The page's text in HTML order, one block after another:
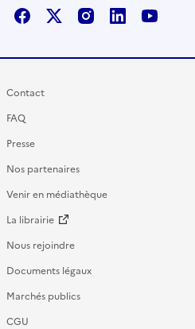
FacebookX / TwitterInstagram
LinkedInYoutube
Contact
FAQ
Presse
Nos partenaires
Venir en médiathèque
La librairie
Nous rejoindre
Documents légaux
Marchés publics
CGU